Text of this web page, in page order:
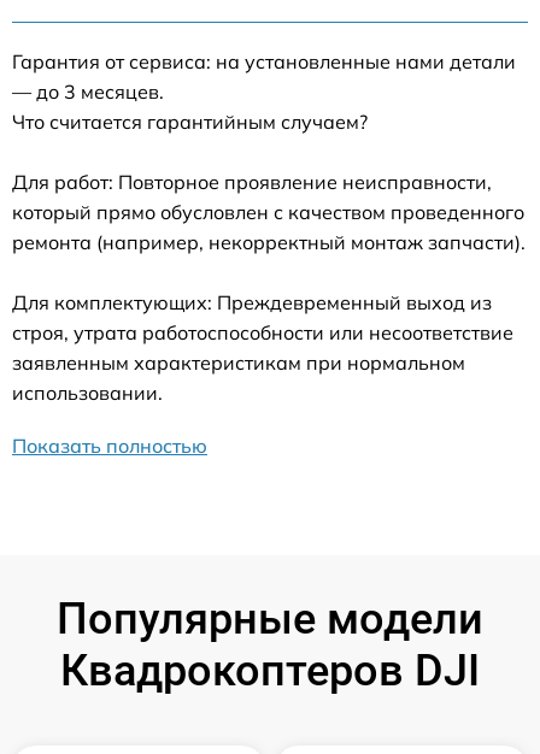
Гарантия от сервиса: на установленные нами детали
— до 3 месяцев.
Что считается гарантийным случаем?
Для работ: Повторное проявление неисправности,
который прямо обусловлен с качеством проведенного
ремонта (например, некорректный монтаж запчасти).
Для комплектующих: Преждевременный выход из
строя, утрата работоспособности или несоответствие
заявленным характеристикам при нормальном
использовании.
Показать полностью
Популярные модели
Квадрокоптеров DJI